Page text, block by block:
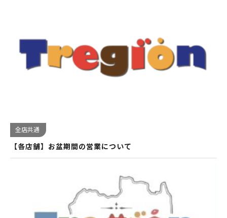
全店共通
【各店舗】お盆期間の営業について